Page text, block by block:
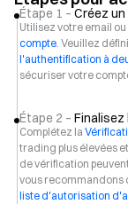
Étape 1 – Créez
Utilisez votre email
compte. Veuillez
l'authentification à
sécuriser votre
Étape 2 – Finalisez
Complétez la
trading plus élevées
de vérification
vous recommandons
liste d'autorisation